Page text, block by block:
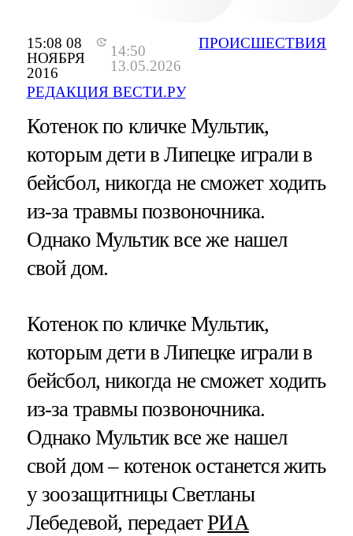
15:08 08
НОЯБРЯ
2016
14:50
13.05.2026
РЕДАКЦИЯ ВЕСТИ.РУ
ПРОИСШЕСТВИЯ
Котенок по кличке Мультик,
которым дети в Липецке играли в
бейсбол, никогда не сможет ходить
из-за травмы позвоночника.
Однако Мультик все же нашел
свой дом.
Котенок по кличке Мультик,
которым дети в Липецке играли в
бейсбол, никогда не сможет ходить
из-за травмы позвоночника.
Однако Мультик все же нашел
свой дом – котенок останется жить
у зоозащитницы Светланы
Лебедевой, передаетРИА